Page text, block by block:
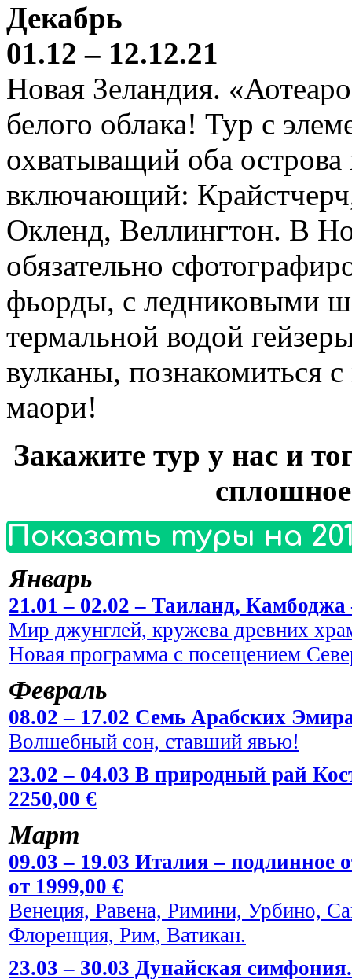
Декабрь
01.12 – 12.12.21
Новая Зеландия.
белого облака! Тур с
охватыващий оба
включающий:
Окленд, Веллингтон. В
обязательно
фьорды, с ледниковыми
термальной водой
вулканы, познакомиться
маори!
Закажите тур у нас и
Показать туры на
Январь
21.01 – 02.02 – Таиланд,
Мир джунглей, кружева древних
Новая программа с посещением
Февраль
08.02 – 17.02 Семь Арабских
Волшебный сон, ставший явью!
23.02 – 04.03 В природный рай
2250,00 €
Март
09.03 – 19.03 Италия –
от 1999,00 €
Венеция, Равена, Римини, Урбино,
Флоренция, Рим, Ватикан.
23.03 – 30.03 Дунайская